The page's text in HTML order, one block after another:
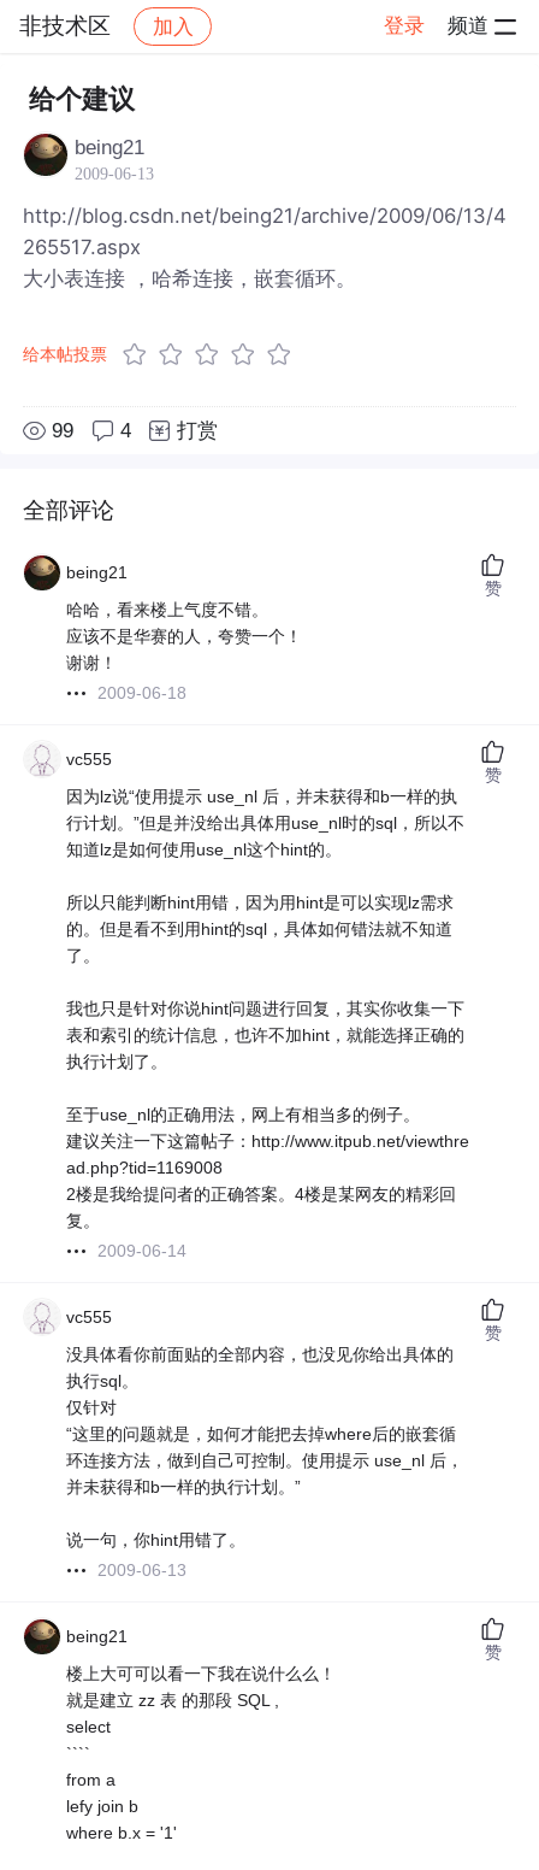
非技术区 加入 登录 频道
社区 非技术区
给个建议
being21
2009-06-13
http://blog.csdn.net/being21/archive/2009/06/13/4
265517.aspx
大小表连接 ，哈希连接，嵌套循环。
给本帖投票
99 4 打赏
全部评论
being21
哈哈，看来楼上气度不错。
应该不是华赛的人，夸赞一个！
谢谢！
2009-06-18
赞
vc555
因为lz说“使用提示 use_nl 后，并未获得和b一样的执
行计划。”但是并没给出具体用use_nl时的sql，所以不
知道lz是如何使用use_nl这个hint的。
所以只能判断hint用错，因为用hint是可以实现lz需求
的。但是看不到用hint的sql，具体如何错法就不知道
了。
我也只是针对你说hint问题进行回复，其实你收集一下
表和索引的统计信息，也许不加hint，就能选择正确的
执行计划了。
至于use_nl的正确用法，网上有相当多的例子。
建议关注一下这篇帖子：http://www.itpub.net/viewthre
ad.php?tid=1169008
2楼是我给提问者的正确答案。4楼是某网友的精彩回
复。
2009-06-14
赞
vc555
没具体看你前面贴的全部内容，也没见你给出具体的
执行sql。
仅针对
“这里的问题就是，如何才能把去掉where后的嵌套循
环连接方法，做到自己可控制。使用提示 use_nl 后，
并未获得和b一样的执行计划。”
说一句，你hint用错了。
2009-06-13
赞
being21
楼上大可可以看一下我在说什么么！
就是建立 zz 表 的那段 SQL ,
select
````
from a
lefy join b
where b.x = '1'
赞